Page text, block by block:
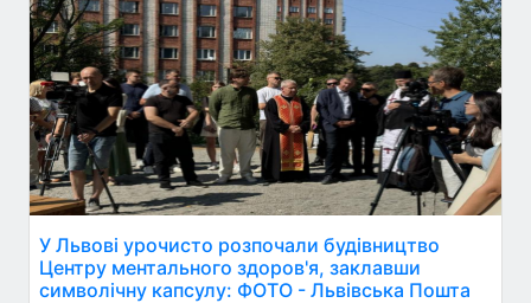
У Львові урочисто розпочали будівництво
Центру ментального здоров'я, заклавши
символічну капсулу: ФОТО - Львівська Пошта